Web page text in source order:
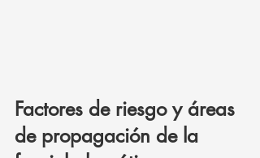
Factores de riesgo y áreas
de propagación de la